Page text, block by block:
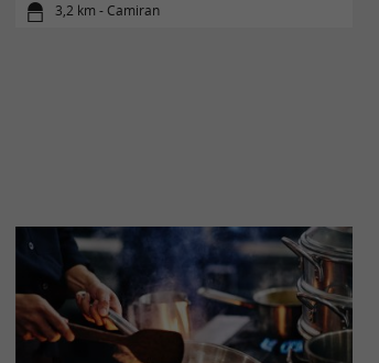
3,2 km - Camiran